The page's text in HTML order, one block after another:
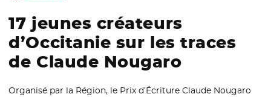
17 jeunes créateurs
d’Occitanie sur les traces
de Claude Nougaro
Organisé par la Région, le Prix d’Écriture Claude Nougaro